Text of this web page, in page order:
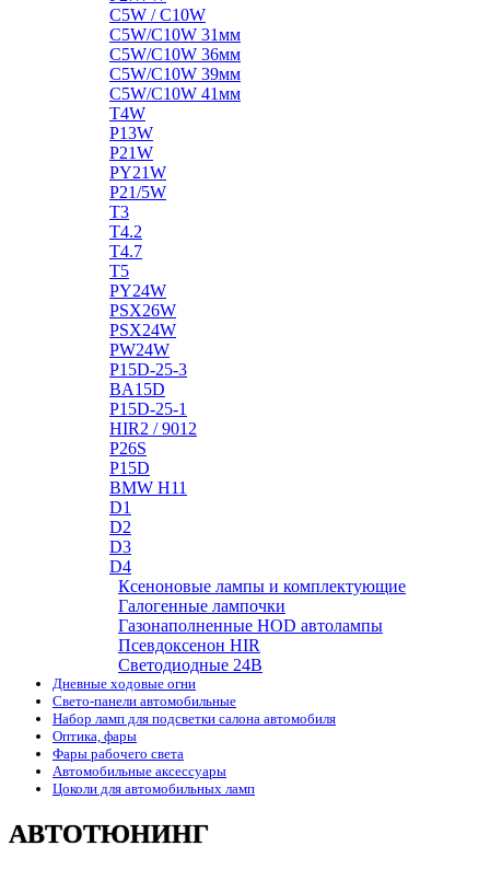
C5W / C10W
C5W/C10W 31мм
C5W/C10W 36мм
C5W/C10W 39мм
C5W/C10W 41мм
T4W
P13W
P21W
PY21W
P21/5W
T3
T4.2
T4.7
T5
PY24W
PSX26W
PSX24W
PW24W
P15D-25-3
BA15D
P15D-25-1
HIR2 / 9012
P26S
P15D
BMW H11
D1
D2
D3
D4
Ксеноновые лампы и комплектующие
Галогенные лампочки
Газонаполненные HOD автолампы
Псевдоксенон HIR
Cветодиодные 24B
Дневные ходовые огни
Свето-панели автомобильные
Набор ламп для подсветки салона автомобиля
Оптика, фары
Фары рабочего света
Автомобильные аксессуары
Цоколи для автомобильных ламп
АВТОТЮНИНГ